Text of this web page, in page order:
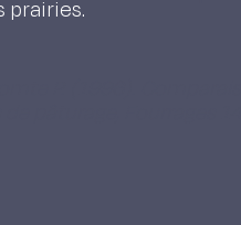
P. (1996).
prairies.